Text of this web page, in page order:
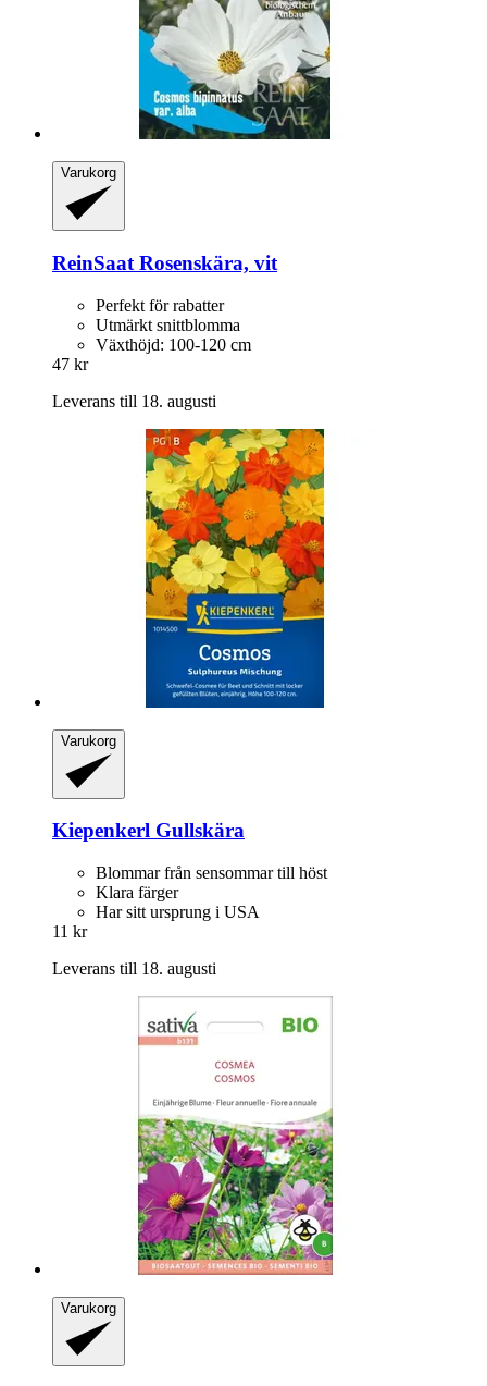
Varukorg
ReinSaat Rosenskära, vit
Perfekt för rabatter
Utmärkt snittblomma
Växthöjd: 100-120 cm
47 kr
Leverans till 18. augusti
Varukorg
Kiepenkerl Gullskära
Blommar från sensommar till höst
Klara färger
Har sitt ursprung i USA
11 kr
Leverans till 18. augusti
Varukorg